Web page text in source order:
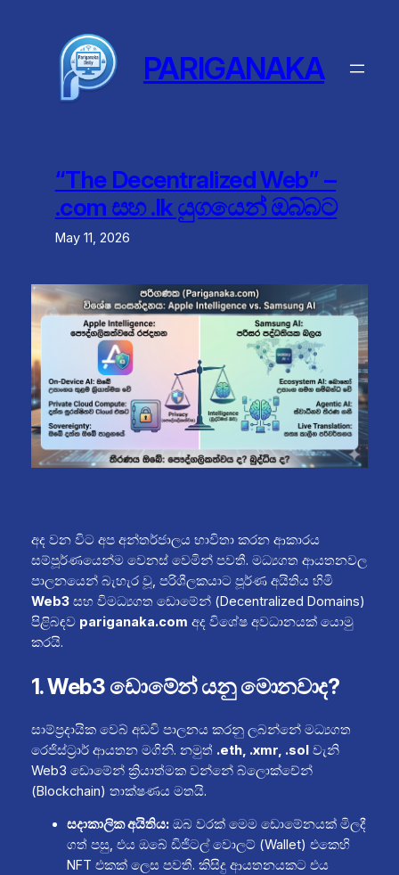
PARIGANAKA
“The Decentralized Web” –
.com සහ .lk යුගයෙන් ඔබ්බට
May 11, 2026
අද වන විට අප අන්තර්ජාලය භාවිතා කරන ආකාරය
සම්පූර්ණයෙන්ම වෙනස් වෙමින් පවතී. මධ්‍යගත ආයතනවල
පාලනයෙන් බැහැර වූ, පරිශීලකයාට පූර්ණ අයිතිය හිමි
Web3සහ විමධ්‍යගත ඩොමේන් (Decentralized Domains)
පිළිබඳව pariganaka.com අද විශේෂ අවධානයක් යොමු
කරයි.
1. Web3 ඩොමේන් යනු මොනවාද?
සාම්ප්‍රදායික වෙබ් අඩවි පාලනය කරනු ලබන්නේ මධ්‍යගත
රෙජිස්ට්‍රාර් ආයතන මගිනි. නමුත් .eth, .xmr, .solවැනි
Web3 ඩොමේන් ක්‍රියාත්මක වන්නේ බ්ලොක්චේන්
(Blockchain) තාක්ෂණය මතයි.
සදාකාලික අයිතිය:ඔබ වරක් මෙම ඩොමේනයක් මිලදී
ගත් පසු, එය ඔබේ ඩිජිටල් වොලට් (Wallet) එකෙහි
NFT එකක් ලෙස පවතී. කිසිදු ආයතනයකට එය